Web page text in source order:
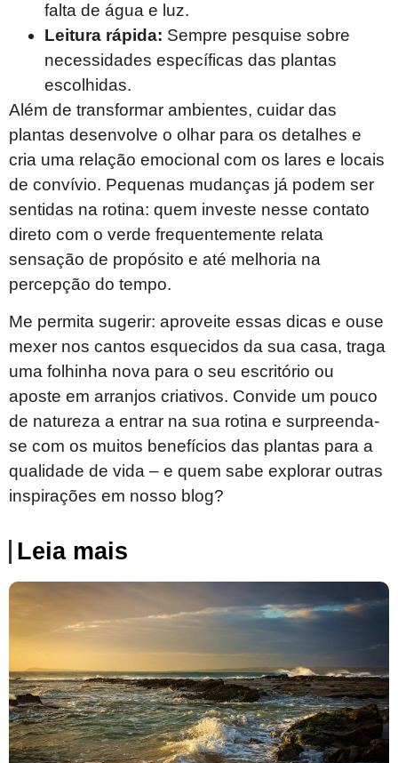
falta de água e luz.
Leitura rápida: Sempre pesquise sobre
necessidades específicas das plantas
escolhidas.
Além de transformar ambientes, cuidar das
plantas desenvolve o olhar para os detalhes e
cria uma relação emocional com os lares e locais
de convívio. Pequenas mudanças já podem ser
sentidas na rotina: quem investe nesse contato
direto com o verde frequentemente relata
sensação de propósito e até melhoria na
percepção do tempo.
Me permita sugerir: aproveite essas dicas e ouse
mexer nos cantos esquecidos da sua casa, traga
uma folhinha nova para o seu escritório ou
aposte em arranjos criativos. Convide um pouco
de natureza a entrar na sua rotina e surpreenda-
se com os muitos benefícios das plantas para a
qualidade de vida – e quem sabe explorar outras
inspirações em nosso blog?
Leia mais